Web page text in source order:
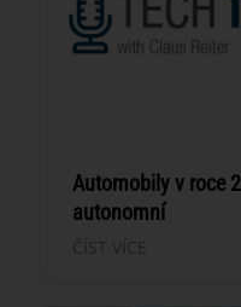
Automobily v roce
autonomní